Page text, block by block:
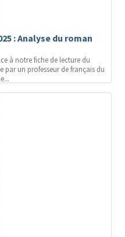
: Analyse du roman
à notre fiche de lecture du
par un professeur de français du